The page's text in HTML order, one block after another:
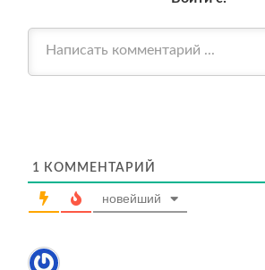
1 КОММЕНТАРИЙ
новейший